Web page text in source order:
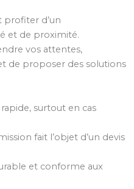
profiter d’un
et de proximité.
vos attentes,
de proposer des solutions
surtout en cas
fait l’objet d’un devis
et conforme aux